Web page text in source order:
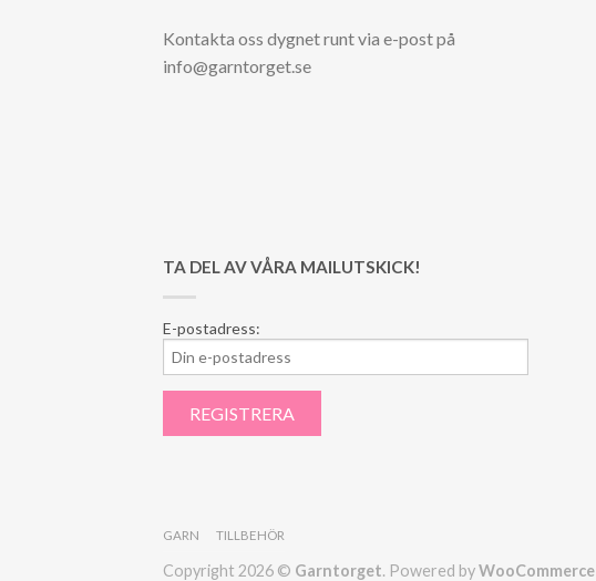
Kontakta oss dygnet runt via e-post på
info@garntorget.se
TA DEL AV VÅRA MAILUTSKICK!
E-postadress:
GARN TILLBEHÖR
Copyright 2026 © Garntorget. Powered byWooCommerce